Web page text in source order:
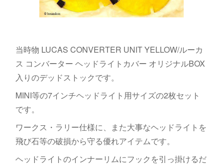
当時物 LUCAS CONVERTER UNIT YELLOW/ルーカ
ス コンバーター ヘッドライトカバー オリジナルBOX
入りのデッドストックです。
MINI等の7インチヘッドライト用サイズの2枚セット
です。
ワークス・ラリー仕様に、また大事なヘッドライトを
飛び石等の破損から守る優れアイテムです。
ヘッドライトのインナーリムにフックを引っ掛けるだ